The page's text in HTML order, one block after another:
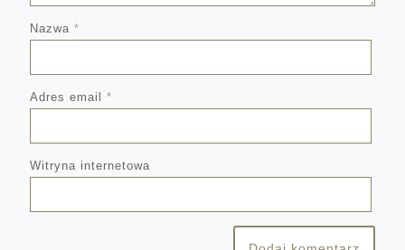
Nazwa *
Adres email *
Witryna internetowa